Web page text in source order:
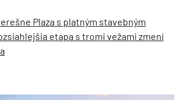
Plaza s platným stavebným
etapa s tromi vežami zmení